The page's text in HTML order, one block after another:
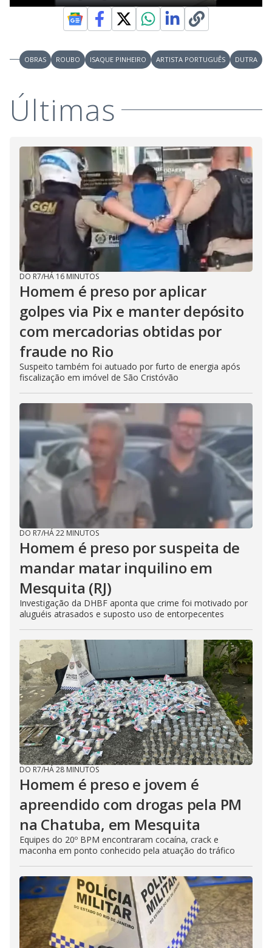
OBRAS ROUBO ISAQUE PINHEIRO ARTISTA PORTUGUÊS DUTRA
Últimas
DO R7/HÁ 16 MINUTOS
Homem é preso por aplicar
golpes via Pix e manter depósito
com mercadorias obtidas por
fraude no Rio
Suspeito também foi autuado por furto de energia após
fiscalização em imóvel de São Cristóvão
DO R7/HÁ 22 MINUTOS
Homem é preso por suspeita de
mandar matar inquilino em
Mesquita (RJ)
Investigação da DHBF aponta que crime foi motivado por
aluguéis atrasados e suposto uso de entorpecentes
DO R7/HÁ 28 MINUTOS
Homem é preso e jovem é
apreendido com drogas pela PM
na Chatuba, em Mesquita
Equipes do 20º BPM encontraram cocaína, crack e
maconha em ponto conhecido pela atuação do tráfico